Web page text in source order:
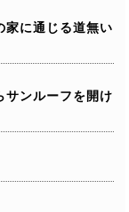
家に通じる道無い
サンルーフを開け